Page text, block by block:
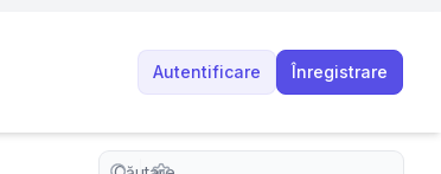
Autentificare Înregistrare
Căutare avansată